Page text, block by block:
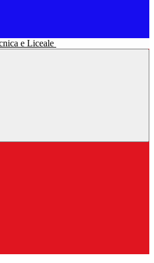
e Liceale